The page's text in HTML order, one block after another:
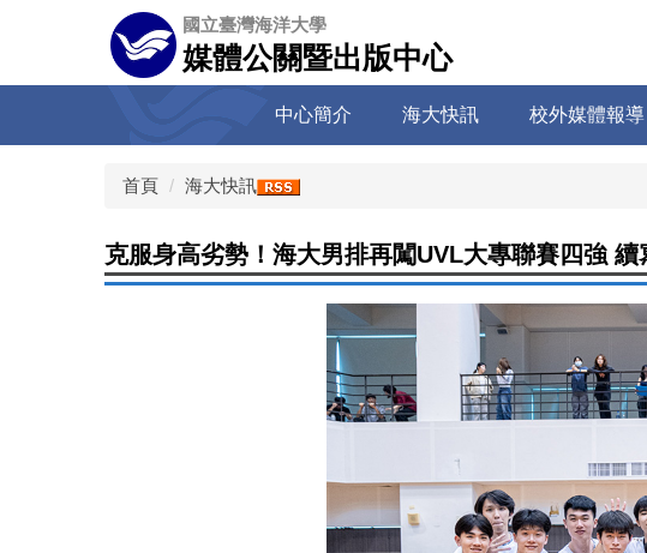
容
國立臺灣海洋大學
媒體公關暨出版中心
中心簡介 海大快訊 校外媒體報導
首頁 海大快訊
克服身高劣勢！海大男排再闖UVL大專聯賽四強 續